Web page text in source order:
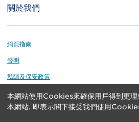
實用工具及資源
運輸及物流
品牌保護
關於我們
關於香港貨品編碼協會
業界應用的標準
認識我們的團隊
聯絡我們
Footer
網頁指南
聲明
私隱及保安政策
GS1 is a registered trademark of GS1
2024 GS1 Hong Kong Limited. All rights
本網站使用Cookies來確保用戶得到更理
本網站, 即表示閣下接受我們使用